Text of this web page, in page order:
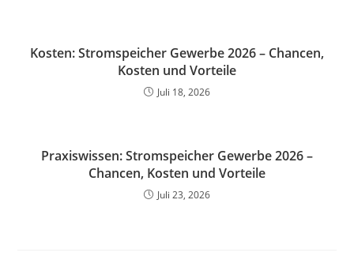
Kosten: Stromspeicher Gewerbe 2026 – Chancen,
Kosten und Vorteile
Juli 18, 2026
Praxiswissen: Stromspeicher Gewerbe 2026 –
Chancen, Kosten und Vorteile
Juli 23, 2026